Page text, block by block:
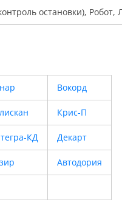
остановки),
Вокорд
Крис-П
КД Декарт
Автодория